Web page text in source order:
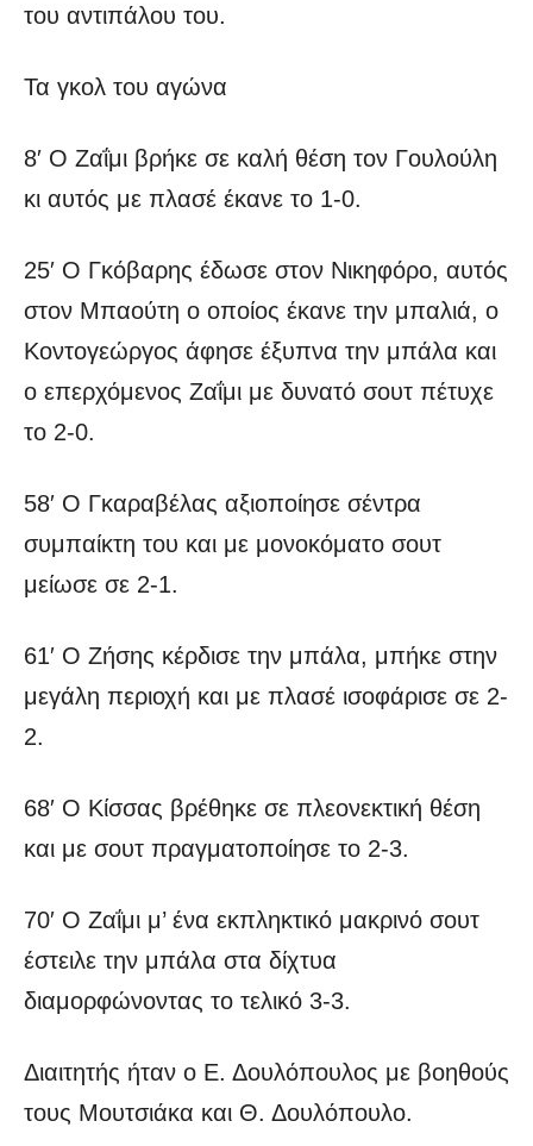
του αντιπάλου του.
Τα γκολ του αγώνα
8′ Ο Ζαΐμι βρήκε σε καλή θέση τον Γουλούλη
κι αυτός με πλασέ έκανε το 1-0.
25′ Ο Γκόβαρης έδωσε στον Νικηφόρο, αυτός
στον Μπαούτη ο οποίος έκανε την μπαλιά, ο
Κοντογεώργος άφησε έξυπνα την μπάλα και
ο επερχόμενος Ζαΐμι με δυνατό σουτ πέτυχε
το 2-0.
58′ Ο Γκαραβέλας αξιοποίησε σέντρα
συμπαίκτη του και με μονοκόματο σουτ
μείωσε σε 2-1.
61′ Ο Ζήσης κέρδισε την μπάλα, μπήκε στην
μεγάλη περιοχή και με πλασέ ισοφάρισε σε 2-
2.
68′ Ο Κίσσας βρέθηκε σε πλεονεκτική θέση
και με σουτ πραγματοποίησε το 2-3.
70′ Ο Ζαΐμι μ’ ένα εκπληκτικό μακρινό σουτ
έστειλε την μπάλα στα δίχτυα
διαμορφώνοντας το τελικό 3-3.
Διαιτητής ήταν ο Ε. Δουλόπουλος με βοηθούς
τους Μουτσιάκα και Θ. Δουλόπουλο.